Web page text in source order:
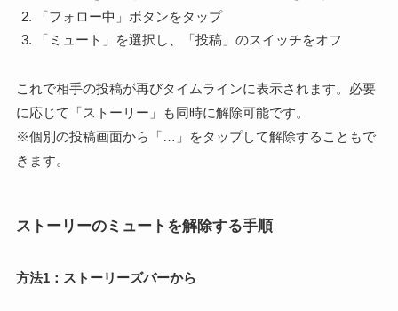
「フォロー中」ボタンをタップ
「ミュート」を選択し、「投稿」のスイッチをオフ
これで相手の投稿が再びタイムラインに表示されます。必要
に応じて「ストーリー」も同時に解除可能です。
※個別の投稿画面から「…」をタップして解除することもで
きます。
ストーリーのミュートを解除する手順
方法1：ストーリーズバーから